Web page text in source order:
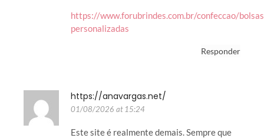
https://www.forubrindes.com.br/confeccao/
personalizadas
Responder
https://anavargas.net/
01/08/2026 at 15:24
Este site é realmente demais. Sempre que